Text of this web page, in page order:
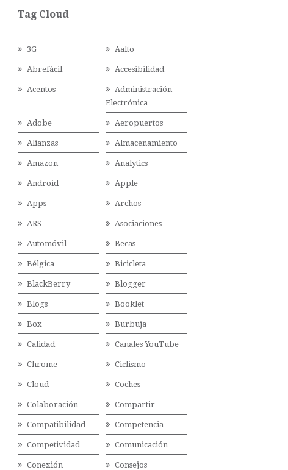
Tag Cloud
3G Aalto
Abrefácil Accesibilidad
Acentos
Administración
Electrónica
Adobe Aeropuertos
Alianzas Almacenamiento
Amazon Analytics
Android Apple
Apps Archos
ARS Asociaciones
Automóvil Becas
Bélgica Bicicleta
BlackBerry Blogger
Blogs Booklet
Box Burbuja
Calidad Canales YouTube
Chrome Ciclismo
Cloud Coches
Colaboración Compartir
Compatibilidad Competencia
Competividad Comunicación
Conexión Consejos